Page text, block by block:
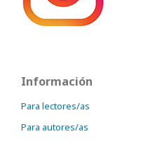
Información
Para lectores/as
Para autores/as